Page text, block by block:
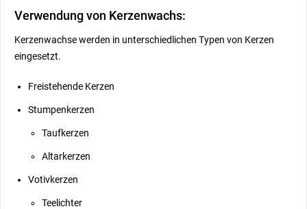
Verwendung von Kerzenwachs:
Kerzenwachse werden in unterschiedlichen Typen von Kerzen
eingesetzt.
Freistehende Kerzen
Stumpenkerzen
Taufkerzen
Altarkerzen
Votivkerzen
Teelichter